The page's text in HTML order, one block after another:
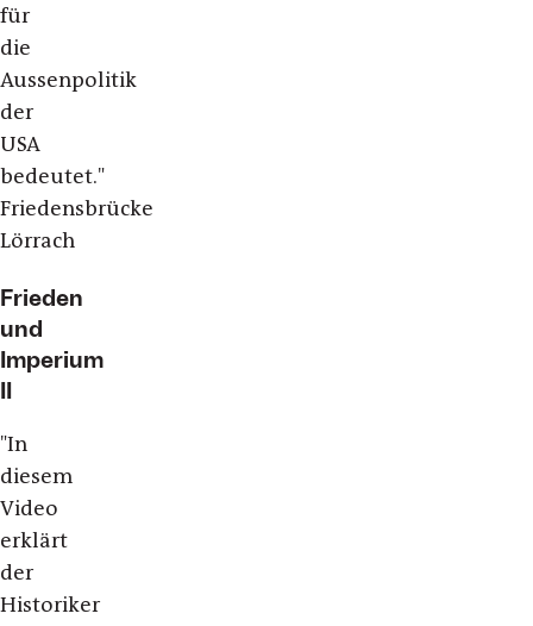
für
die
Aussenpolitik
der
USA
bedeutet."
Friedensbrücke
Lörrach
Frieden
und
Imperium
II
"In
diesem
Video
erklärt
der
Historiker